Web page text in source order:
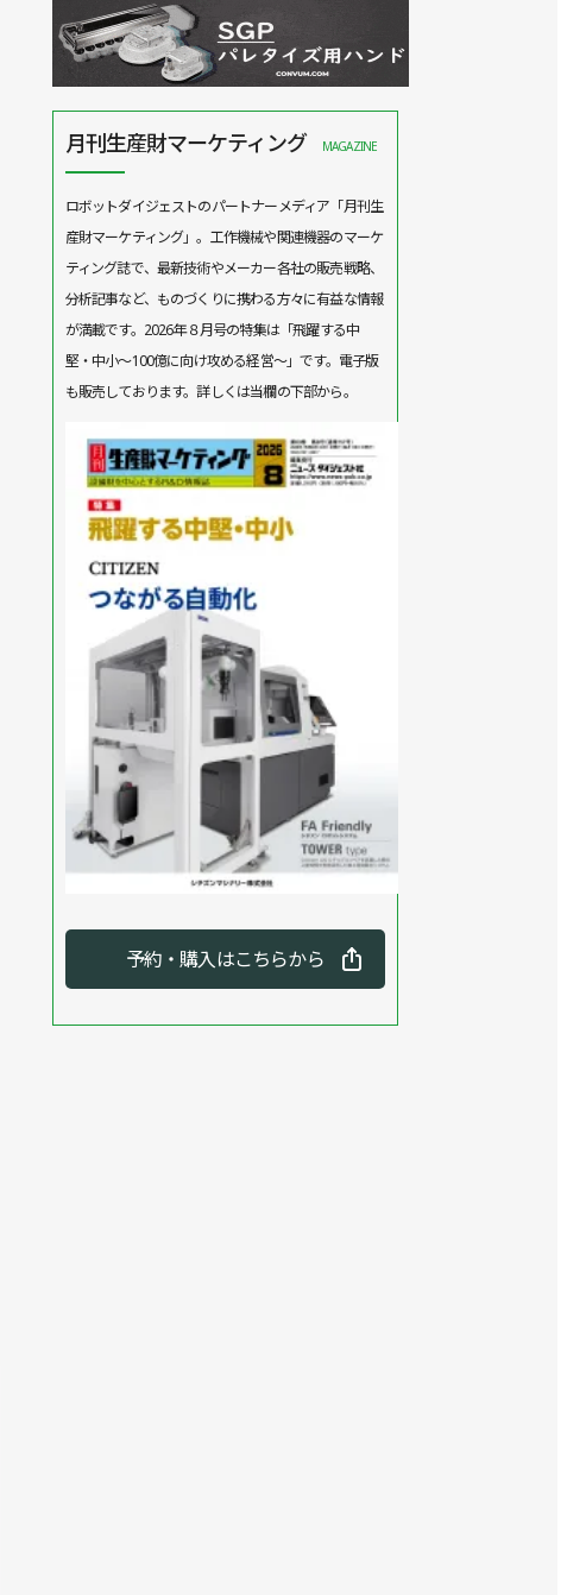
月刊生産財マーケティング MAGAZINE
ロボットダイジェストのパートナーメディア「月刊生
産財マーケティング」。工作機械や関連機器のマーケ
ティング誌で、最新技術やメーカー各社の販売戦略、
分析記事など、ものづくりに携わる方々に有益な情報
が満載です。2026年８月号の特集は「飛躍する中
堅・中小～100億に向け攻める経営～」です。電子版
も販売しております。詳しくは当欄の下部から。
予約・購入はこちらから